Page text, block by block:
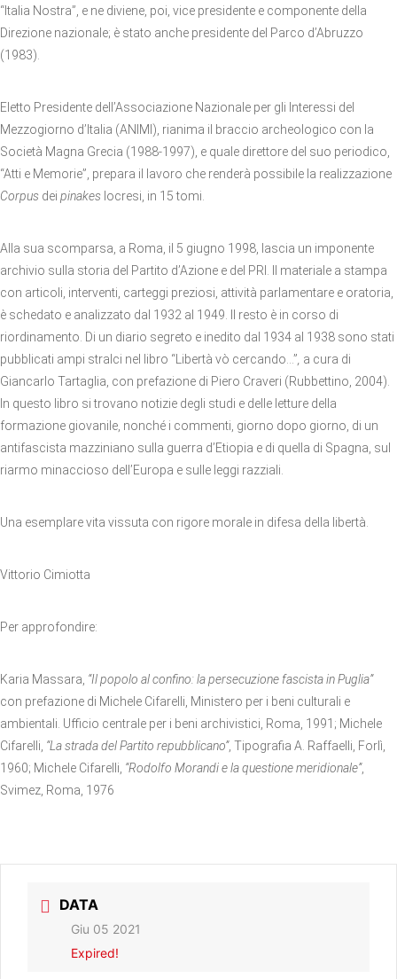
“Italia Nostra”, e ne diviene, poi, vice presidente e componente della
Direzione nazionale; è stato anche presidente del Parco d’Abruzzo
(1983).
Eletto Presidente dell’Associazione Nazionale per gli Interessi del
Mezzogiorno d’Italia (ANIMI), rianima il braccio archeologico con la
Società Magna Grecia (1988-1997), e quale direttore del suo periodico,
“Atti e Memorie”, prepara il lavoro che renderà possibile la realizzazione
Corpus dei pinakes locresi, in 15 tomi.
Alla sua scomparsa, a Roma, il 5 giugno 1998, lascia un imponente
archivio sulla storia del Partito d’Azione e del PRI. Il materiale a stampa
con articoli, interventi, carteggi preziosi, attività parlamentare e oratoria,
è schedato e analizzato dal 1932 al 1949. Il resto è in corso di
riordinamento. Di un diario segreto e inedito dal 1934 al 1938 sono stati
pubblicati ampi stralci nel libro “Libertà vò cercando…” a cura di
Giancarlo Tartaglia, con prefazione di Piero Craveri (Rubbettino, 2004).
In questo libro si trovano notizie degli studi e delle letture della
formazione giovanile, nonché i commenti, giorno dopo giorno, di un
antifascista mazziniano sulla guerra d’Etiopia e di quella di Spagna, sul
riarmo minaccioso dell’Europa e sulle leggi razziali.
Una esemplare vita vissuta con rigore morale in difesa della libertà.
Vittorio Cimiotta
Per approfondire:
Karia Massara, “Il popolo al confino: la persecuzione fascista in Puglia”
con prefazione di Michele Cifarelli, Ministero per i beni culturali e
ambientali. Ufficio centrale per i beni archivistici, Roma, 1991; Michele
Cifarelli, “La strada del Partito repubblicano”, Tipografia A. Raffaelli, Forlì,
1960; Michele Cifarelli, “Rodolfo Morandi e la questione meridionale”,
Svimez, Roma, 1976
DATA
Giu 05 2021
Expired!